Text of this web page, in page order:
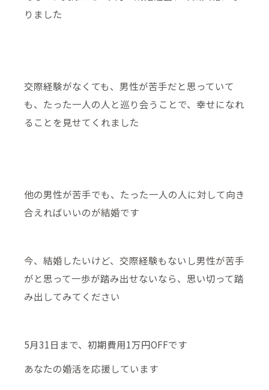
りました
交際経験がなくても、男性が苦手だと思っていて
も、たった一人の人と巡り会うことで、幸せになれ
ることを見せてくれました
他の男性が苦手でも、たった一人の人に対して向き
合えればいいのが結婚です
今、結婚したいけど、交際経験もないし男性が苦手
がと思って一歩が踏み出せないなら、思い切って踏
み出してみてください
5月31日まで、初期費用1万円OFFです
あなたの婚活を応援しています